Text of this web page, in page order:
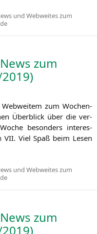
und Webweites zum
zum
zum Wochen­
Über­blick über die ver­
beson­ders inter­es­
VII. Viel Spaß beim Lesen
und Webweites zum
zum